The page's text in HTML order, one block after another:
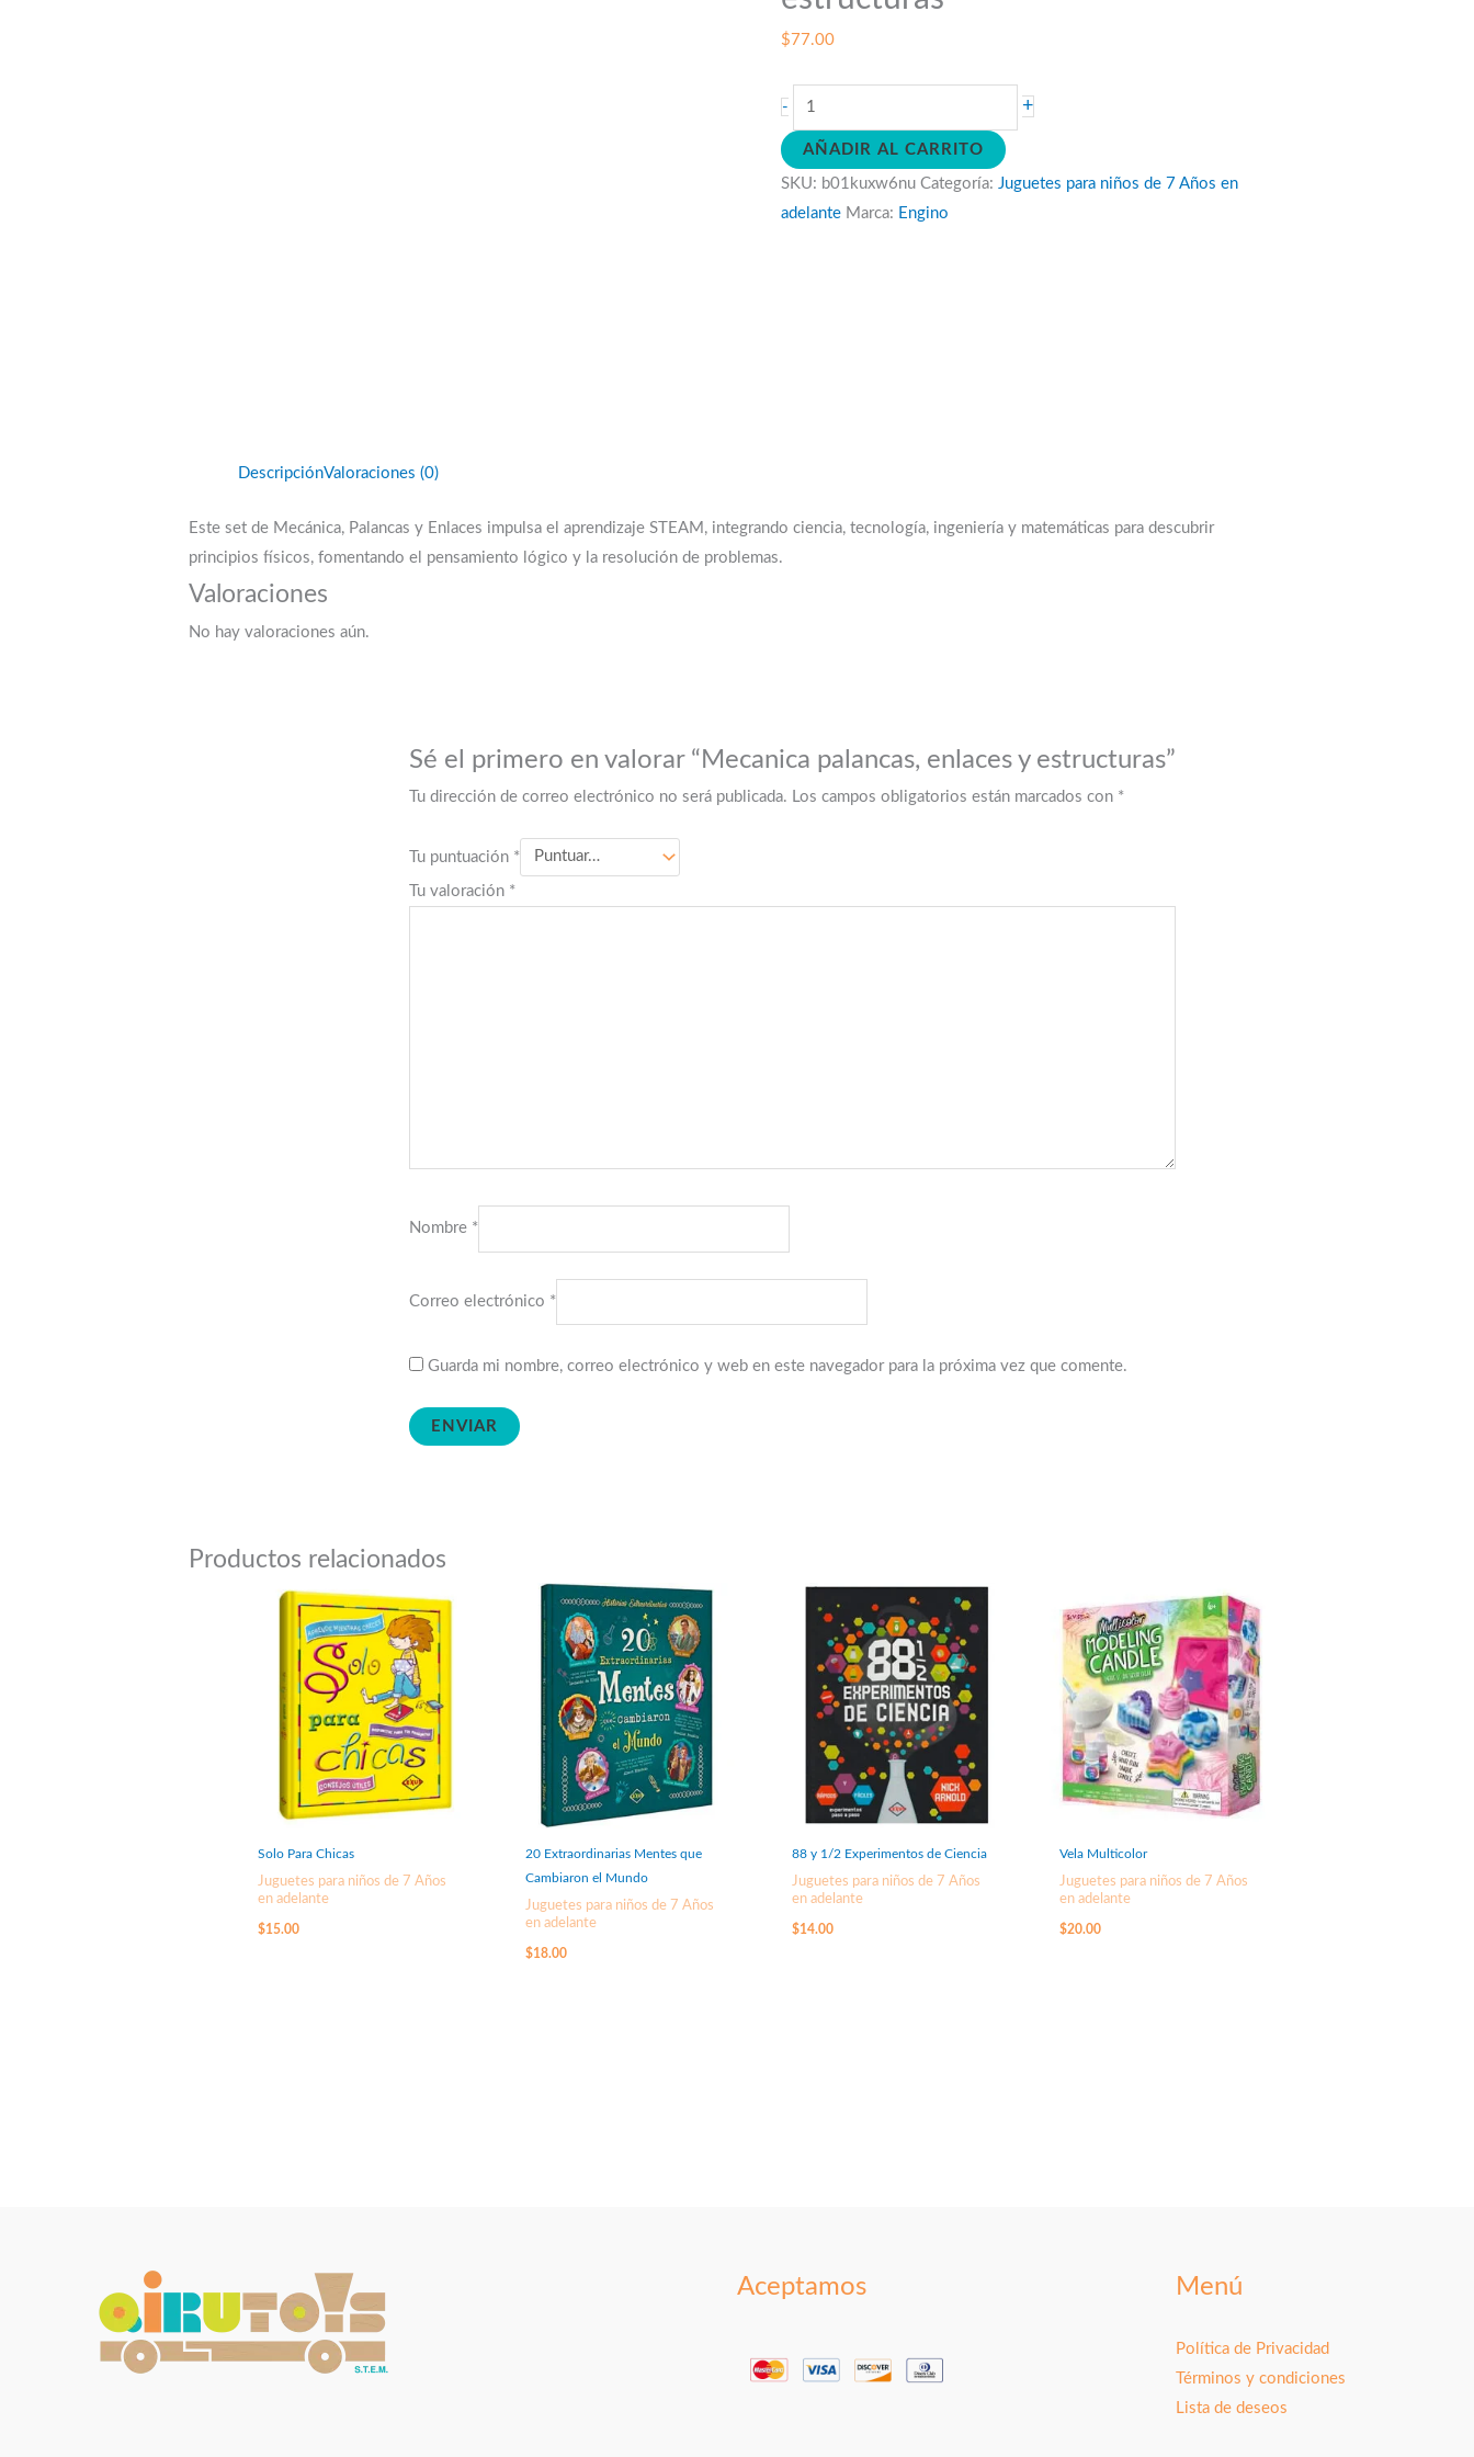
$ 77.00
-
Mecanica
palancas,
enlaces
y
estructuras
+
AÑADIR AL CARRITO
SKU: b01kuxw6nu Categoría: Juguetes para niños de 7 Años en
adelante Marca: Engino
DescripciónValoraciones (0)
Este set de Mecánica, Palancas y Enlaces impulsa el aprendizaje STEAM, integrando ciencia, tecnología, ingeniería y matemáticas para descubrir
principios físicos, fomentando el pensamiento lógico y la resolución de problemas.
Valoraciones
No hay valoraciones aún.
Sé el primero en valorar “Mecanica palancas, enlaces y estructuras”
Tu dirección de correo electrónico no será publicada. Los campos obligatorios están marcados con *
Tu puntuación *
Tu valoración *
Nombre *
Correo electrónico *
Guarda mi nombre, correo electrónico y web en este navegador para la próxima vez que comente.
Productos relacionados
Solo Para Chicas
Juguetes para niños de 7 Años
en adelante
$15.00
20 Extraordinarias Mentes que
Cambiaron el Mundo
Juguetes para niños de 7 Años
en adelante
$18.00
88 y 1/2 Experimentos de Ciencia
Juguetes para niños de 7 Años
en adelante
$14.00
Vela Multicolor
Juguetes para niños de 7 Años
en adelante
$20.00
Aceptamos Menú
Política de Privacidad
Términos y condiciones
Lista de deseos